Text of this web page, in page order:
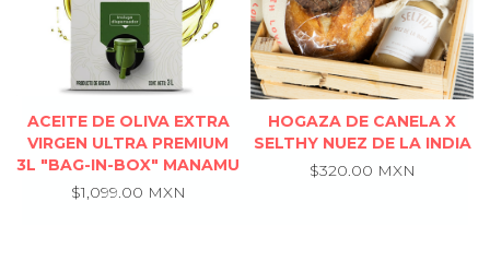
ACEITE DE OLIVA EXTRA
VIRGEN ULTRA PREMIUM
3L ″BAG-IN-BOX″ MANAMU
$1,099.00 MXN
HOGAZA DE CANELA X
SELTHY NUEZ DE LA INDIA
$320.00 MXN